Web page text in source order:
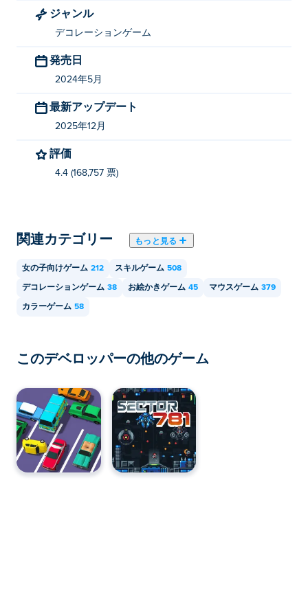
マジックカラーリングブックはRefoldによって作成され
ました。他のゲームもプレイしましょう Poki (ポキ):
Parking Jamそして
Magic Coloring Bookを無料でプレイするには
どうすればいいですか?
Poki では Magic Coloring Book を無料でプレイできま
Magic Coloring Book はモバイル デバイスとデ
タブレットなどのモバイル デバイスでプレイできま
ジャンル
デコレーションゲーム
発売日
2024年5月
最新アップデート
2025年12月
評価
4.4 (168,757 票)
関連カテゴリー もっと見る
女の子向けゲーム 212 スキルゲーム 508
デコレーションゲーム 38 お絵かきゲーム 45 マウスゲーム 379
カラーゲーム 58
このデベロッパーの他のゲーム